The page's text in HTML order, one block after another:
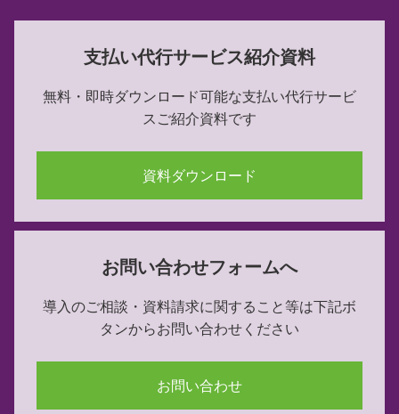
支払い代行サービス紹介資料
無料・即時ダウンロード可能な支払い代行サービ
スご紹介資料です
資料ダウンロード
お問い合わせフォームへ
導入のご相談・資料請求に関すること等は下記ボ
タンからお問い合わせください
お問い合わせ